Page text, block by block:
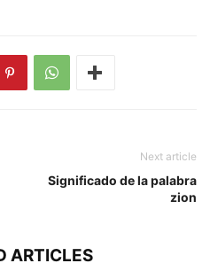
Next article
Significado de la palabra
zion
ARTICLES